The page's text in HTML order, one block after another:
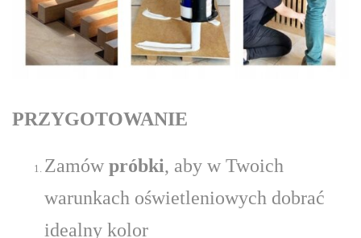
PRZYGOTOWANIE
Zamów próbki, aby w Twoich
warunkach oświetleniowych dobrać
idealny kolor